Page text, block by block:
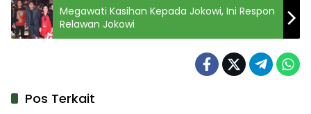
Megawati Kasihan Kepada Jokowi, Ini Respon
Relawan Jokowi
Pos Terkait